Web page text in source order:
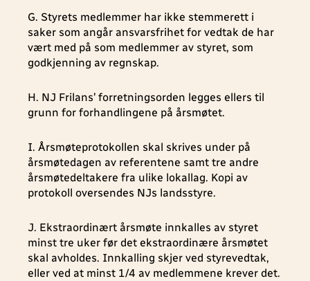
G. Styrets medlemmer har ikke stemmerett i
saker som angår ansvarsfrihet for vedtak de har
vært med på som medlemmer av styret, som
godkjenning av regnskap.
H. NJ Frilans’ forretningsorden legges ellers til
grunn for forhandlingene på årsmøtet.
I. Årsmøteprotokollen skal skrives under på
årsmøtedagen av referentene samt tre andre
årsmøtedeltakere fra ulike lokallag. Kopi av
protokoll oversendes NJs landsstyre.
J. Ekstraordinært årsmøte innkalles av styret
minst tre uker før det ekstraordinære årsmøtet
skal avholdes. Innkalling skjer ved styrevedtak,
eller ved at minst 1/4 av medlemmene krever det.